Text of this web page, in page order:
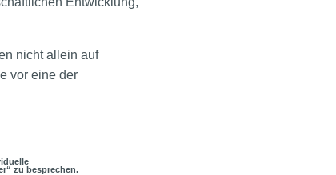
nicht allein auf
vor eine der
zu besprechen.